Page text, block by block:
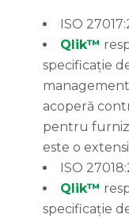
ISO
Qlik™
specificație
acoperă
pentru
este o
ISO
Qlik™
specificație